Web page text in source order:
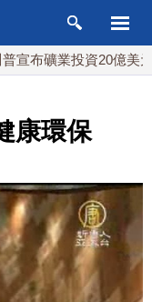
業投資20億美元
康環保